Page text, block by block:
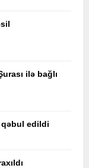
ilə bağlı
qəbul edildi